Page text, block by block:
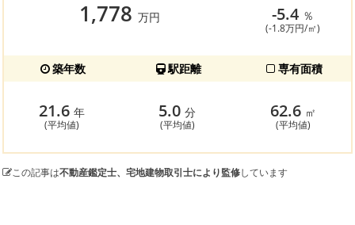
1,778 万円 -5.4 ％
(-1.8万円/㎡)
築年数 駅距離 専有面積
21.6 年
(平均値)
5.0分
(平均値)
62.6 ㎡
(平均値)
この記事は不動産鑑定士、宅地建物取引士により監修しています